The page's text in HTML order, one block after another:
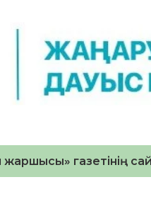
газетінің